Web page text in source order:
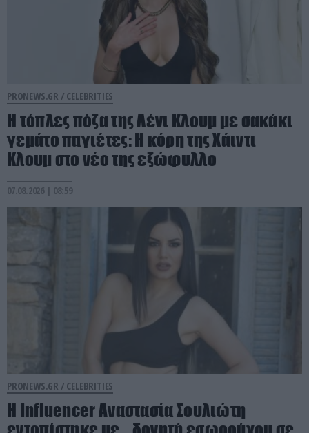
PRONEWS.GR / CELEBRITIES
Η τόπλες πόζα της Λένι Κλουμ με σακάκι
γεμάτο παγιέτες: Η κόρη της Χάιντι
Κλουμ στο νέο της εξώφυλλο
07.08.2026 | 08:59
PRONEWS.GR / CELEBRITIES
Η Ιnfluencer Αναστασία Σουλιώτη